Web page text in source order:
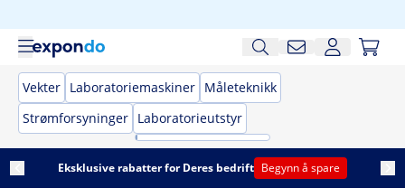
Vekter Laboratoriemaskiner Måleteknikk
Strømforsyninger Laboratorieutstyr
Eksklusive rabatter for Deres bedrift Begynn å spare